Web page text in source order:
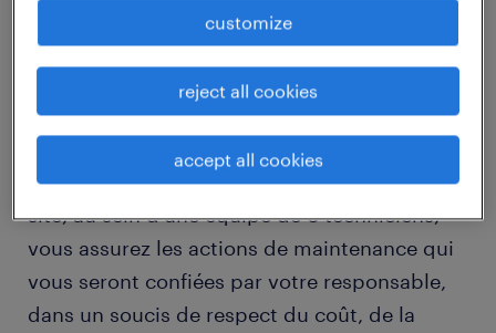
job details
descriptif du poste
Rattaché(e) au Responsable Maintenance du
site, au sein d'une équipe de 6 techniciens,
vous assurez les actions de maintenance qui
vous seront confiées par votre responsable,
dans un soucis de respect du coût, de la
customize
reject all cookies
accept all cookies